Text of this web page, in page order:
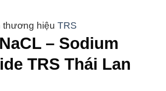
TRS
– Sodium
TRS Thái Lan